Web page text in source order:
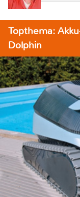
Topthema:
Dolphin